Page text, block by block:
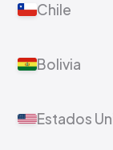
Chile
Bolivia
Estados